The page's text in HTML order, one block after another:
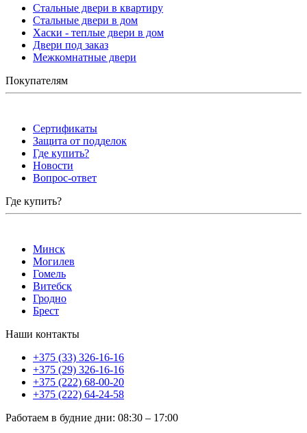
Стальные двери в квартиру
Стальные двери в дом
Хаски - теплые двери в дом
Двери под заказ
Межкомнатные двери
Покупателям
Сертификаты
Защита от подделок
Где купить?
Новости
Вопрос-ответ
Где купить?
Минск
Могилев
Гомель
Витебск
Гродно
Брест
Наши контакты
+375 (33) 326-16-16
+375 (29) 326-16-16
+375 (222) 68-00-20
+375 (222) 64-24-58
Работаем в будние дни: 08:30 – 17:00